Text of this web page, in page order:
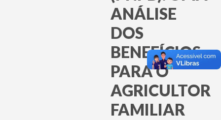
ANÁLISE
DOS
BENEFÍCIOS
PARA O
AGRICULTOR
FAMILIAR